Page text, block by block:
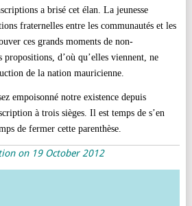
a brisé cet élan. La jeunesse
fraternelles entre les communautés et les
ces grands moments de non-
propositions, d’où qu’elles viennent, ne
de la nation mauricienne.
empoisonné notre existence depuis
à trois sièges. Il est temps de s’en
de fermer cette parenthèse.
on 19 October 2012